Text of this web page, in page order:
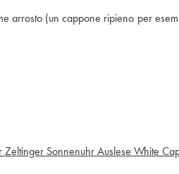
arrosto (un cappone ripieno per
Sonnenuhr Auslese White